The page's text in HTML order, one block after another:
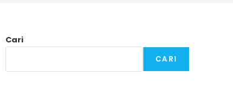
Cari
CARI